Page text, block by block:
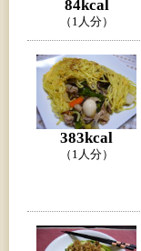
84kcal
（1人分）
383kcal
（1人分）